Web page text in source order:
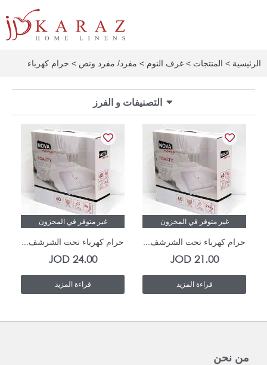
الرئيسية > المنتجات > غرف النوم > مفرد/ مفرد ونص > حرام كهرباء
التصنيفات و الفرز
غير متوفر في المخزون
حرام كهرباء تحت الشرشف...
21.00
JOD
قراءة المزيد
غير متوفر في المخزون
حرام كهرباء تحت الشرشف...
24.00
JOD
قراءة المزيد
من نحن